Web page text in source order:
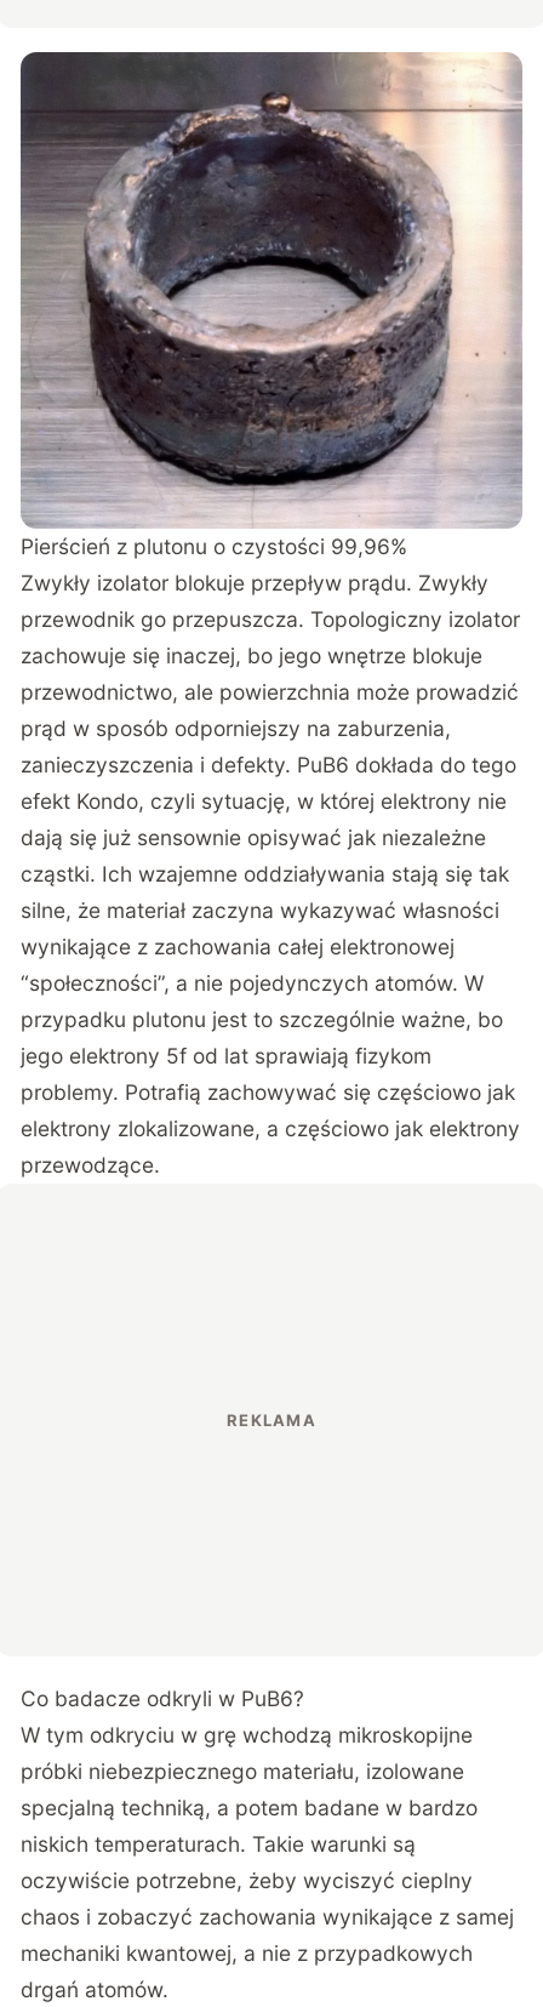
Pierścień z plutonu o czystości 99,96%
Zwykły izolator blokuje przepływ prądu. Zwykły
przewodnik go przepuszcza. Topologiczny izolator
zachowuje się inaczej, bo jego wnętrze blokuje
przewodnictwo, ale powierzchnia może prowadzić
prąd w sposób odporniejszy na zaburzenia,
zanieczyszczenia i defekty. PuB6 dokłada do tego
efekt Kondo, czyli sytuację, w której elektrony nie
dają się już sensownie opisywać jak niezależne
cząstki. Ich wzajemne oddziaływania stają się tak
silne, że materiał zaczyna wykazywać własności
wynikające z zachowania całej elektronowej
“społeczności”, a nie pojedynczych atomów. W
przypadku plutonu jest to szczególnie ważne, bo
jego elektrony 5f od lat sprawiają fizykom
problemy. Potrafią zachowywać się częściowo jak
elektrony zlokalizowane, a częściowo jak elektrony
przewodzące.
Co badacze odkryli w PuB6?
W tym odkryciu w grę wchodzą mikroskopijne
próbki niebezpiecznego materiału, izolowane
specjalną techniką, a potem badane w bardzo
niskich temperaturach. Takie warunki są
oczywiście potrzebne, żeby wyciszyć cieplny
chaos i zobaczyć zachowania wynikające z samej
mechaniki kwantowej, a nie z przypadkowych
drgań atomów.